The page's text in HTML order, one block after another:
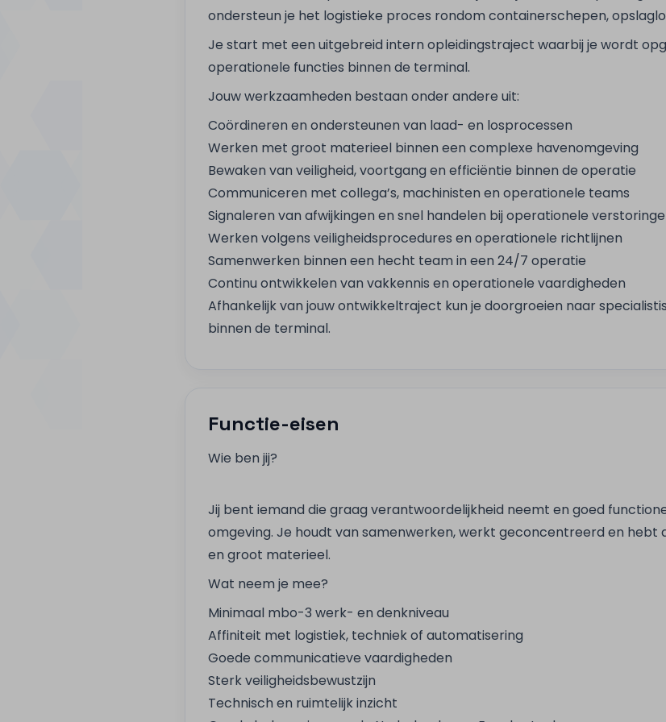
ondersteun je het logistieke proces rondom containerschepen,
Je start met een uitgebreid intern opleidingstraject waarbij je wordt
operationele functies binnen de terminal.
Jouw werkzaamheden bestaan onder andere uit:
Coördineren en ondersteunen van laad- en losprocessen
Werken met groot materieel binnen een complexe havenomgeving
Bewaken van veiligheid, voortgang en efficiëntie binnen de operatie
Communiceren met collega’s, machinisten en operationele teams
Signaleren van afwijkingen en snel handelen bij operationele
Werken volgens veiligheidsprocedures en operationele richtlijnen
Samenwerken binnen een hecht team in een 24/7 operatie
Continu ontwikkelen van vakkennis en operationele vaardigheden
Afhankelijk van jouw ontwikkeltraject kun je doorgroeien naar
binnen de terminal.
Functie-eisen
Wie ben jij?
Jij bent iemand die graag verantwoordelijkheid neemt en goed
omgeving. Je houdt van samenwerken, werkt geconcentreerd en hebt
en groot materieel.
Wat neem je mee?
Minimaal mbo-3 werk- en denkniveau
Affiniteit met logistiek, techniek of automatisering
Goede communicatieve vaardigheden
Sterk veiligheidsbewustzijn
Technisch en ruimtelijk inzicht